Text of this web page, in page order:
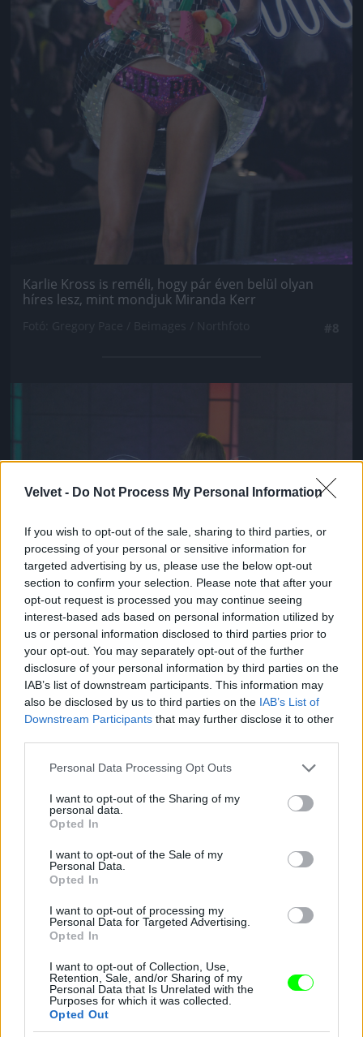
Velvet - Do Not Process My Personal Information
If you wish to opt-out of the sale, sharing to third parties, or
processing of your personal or sensitive information for
targeted advertising by us, please use the below opt-out
section to confirm your selection. Please note that after your
opt-out request is processed you may continue seeing
interest-based ads based on personal information utilized by
us or personal information disclosed to third parties prior to
your opt-out. You may separately opt-out of the further
disclosure of your personal information by third parties on the
IAB’s list of downstream participants. This information may
also be disclosed by us to third parties on the IAB’s List of
Downstream Participants that may further disclose it to other
Please note that this website/app uses one or more Google
not limited to your visit or usage behaviour. You may click to
grant or deny consent to Google and its third-party tags to
use your data for below specified purposes in below Google
consent section.
Personal Data Processing Opt Outs
I want to opt-out of the Sharing of my
personal data.
Opted In
I want to opt-out of the Sale of my
Personal Data.
Opted In
I want to opt-out of processing my
Personal Data for Targeted Advertising.
Opted In
I want to opt-out of Collection, Use,
Retention, Sale, and/or Sharing of my
Personal Data that Is Unrelated with the
Purposes for which it was collected.
Opted Out
Karlie Kross is reméli, hogy pár éven belül olyan
híres lesz, mint mondjuk Miranda Kerr
Jön még kép!
Ez a csillogó izé mindenesetre meglepően sokat
takar a fenekéből
Fotó: Gregory Pace / Beimages / Northfoto